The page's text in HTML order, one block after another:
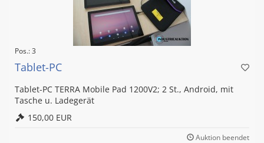
Pos.: 3
Tablet-PC
Tablet-PC TERRA Mobile Pad 1200V2; 2 St., Android, mit
Tasche u. Ladegerät
150,00 EUR
Auktion beendet